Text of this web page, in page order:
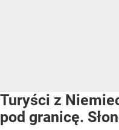
Turyści z
pod granicę.